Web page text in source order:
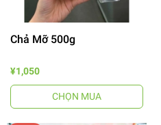
Chả Mỡ 500g
¥1,050
CHỌN MUA